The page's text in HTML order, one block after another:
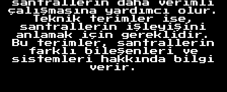
santrallerin daha verimli
çalışmasına yardımcı olur.
Teknik terimler ise,
santrallerin işleyişini
anlamak için gereklidir.
Bu terimler, santrallerin
farklı bileşenleri ve
sistemleri hakkında bilgi
verir.